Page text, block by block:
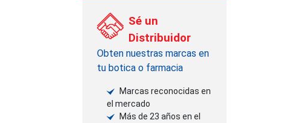
Sé un
Distribuidor
Obten nuestras marcas en
tu botica o farmacia
Marcas reconocidas en
el mercado
Más de 23 años en el